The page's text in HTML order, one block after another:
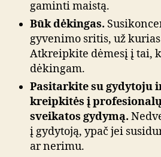
gaminti maistą.
Būk dėkingas.
gyvenimo sritis, už
Atkreipkite dėmesį į tai,
dėkingam.
Pasitarkite su gydytoju
kreipkitės į
sveikatos gydymą.
į gydytoją, ypač jei
ar nerimu.